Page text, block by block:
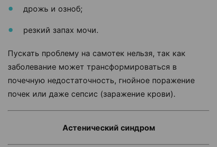
дрожь и озноб;
резкий запах мочи.
Пускать проблему на самотек нельзя, так как
заболевание может трансформироваться в
почечную недостаточность, гнойное поражение
почек или даже сепсис (заражение крови).
Астенический синдром